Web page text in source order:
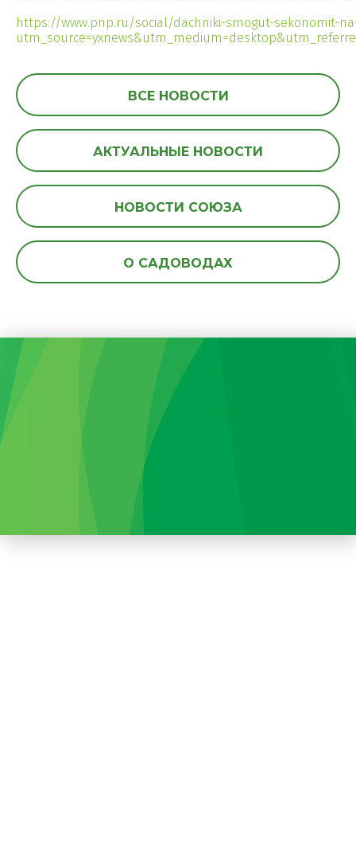
https://www.pnp.ru/social/dachniki-smogut-sekonomit-
ВСЕ НОВОСТИ
АКТУАЛЬНЫЕ НОВОСТИ
НОВОСТИ СОЮЗА
О САДОВОДАХ